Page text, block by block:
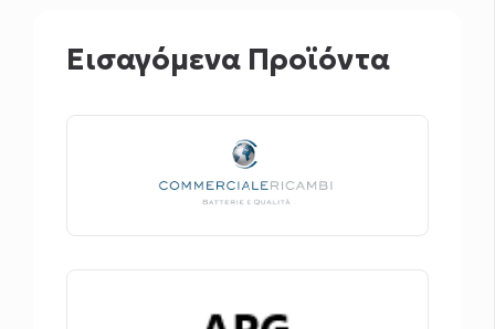
Εισαγόμενα Προϊόντα